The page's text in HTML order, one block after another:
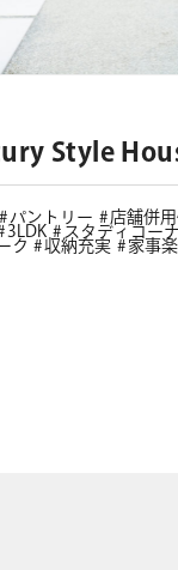
Style
パントリー 店舗併
3LDK
スタディコー
ク
収納充実 家事楽